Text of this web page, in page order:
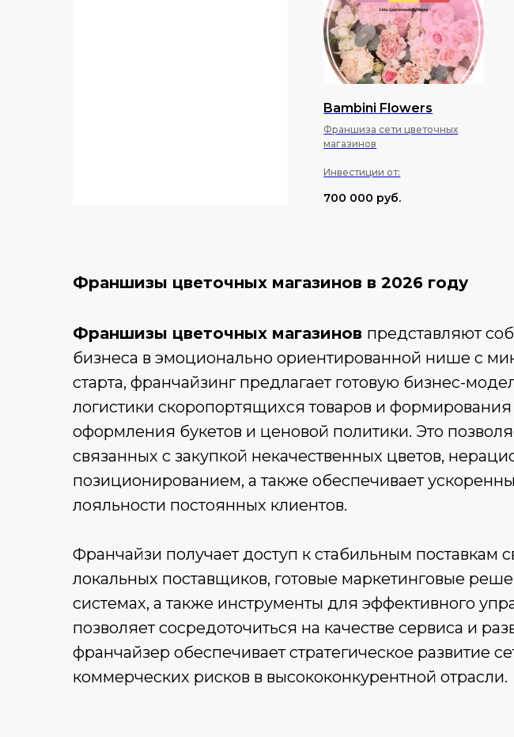
Bambini Flowers
Франшиза сети цветочных
магазинов
Инвестиции от:
700 000 руб.
Франшизы цветочных магазинов представляют
бизнеса в эмоционально ориентированной нише с
старта, франчайзинг предлагает готовую бизнес-
логистики скоропортящихся товаров и
оформления букетов и ценовой политики. Это
связанных с закупкой некачественных цветов,
позиционированием, а также обеспечивает
лояльности постоянных клиентов.
Франчайзи получает доступ к стабильным
локальных поставщиков, готовые маркетинговые
системах, а также инструменты для эффективного
позволяет сосредоточиться на качестве сервиса и
франчайзер обеспечивает стратегическое развитие
коммерческих рисков в высококонкурентной отрасли.
Франшизы цветочных магазинов в 2026 году